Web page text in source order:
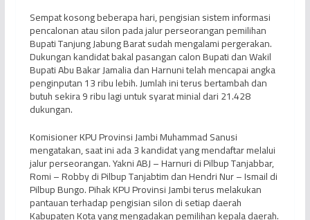
Sempat kosong beberapa hari, pengisian sistem informasi
pencalonan atau silon pada jalur perseorangan pemilihan
Bupati Tanjung Jabung Barat sudah mengalami pergerakan.
Dukungan kandidat bakal pasangan calon Bupati dan Wakil
Bupati Abu Bakar Jamalia dan Harnuni telah mencapai angka
penginputan 13 ribu lebih. Jumlah ini terus bertambah dan
butuh sekira 9 ribu lagi untuk syarat minial dari 21.428
dukungan.
Komisioner KPU Provinsi Jambi Muhammad Sanusi
mengatakan, saat ini ada 3 kandidat yang mendaftar melalui
jalur perseorangan. Yakni ABJ – Harnuri di Pilbup Tanjabbar,
Romi – Robby di Pilbup Tanjabtim dan Hendri Nur – Ismail di
Pilbup Bungo. Pihak KPU Provinsi Jambi terus melakukan
pantauan terhadap pengisian silon di setiap daerah
Kabupaten Kota yang mengadakan pemilihan kepala daerah.